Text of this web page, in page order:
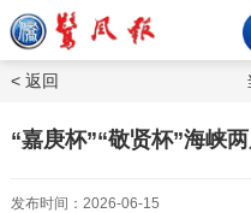
< 返回
“嘉庚杯”“敬贤杯”海峡
发布时间：2026-06-15